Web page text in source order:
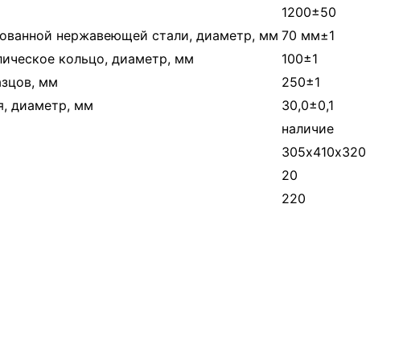
1200±50
нержавеющей стали, диаметр, мм 70 мм±1
кольцо, диаметр, мм
100±1
мм
250±1
диаметр, мм
30,0±0,1
наличие
305х410х320
20
220